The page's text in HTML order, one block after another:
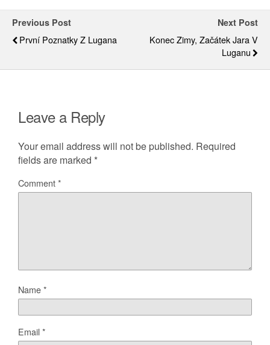
Previous Post
První Poznatky Z Lugana
Next Post
Konec Zimy, Začátek Jara V
Luganu
Leave a Reply
Your email address will not be published. Required
fields are marked *
Comment*
Name*
Email*